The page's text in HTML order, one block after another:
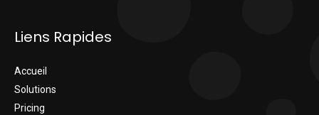
Liens Rapides
Accueil
Solutions
Pricing